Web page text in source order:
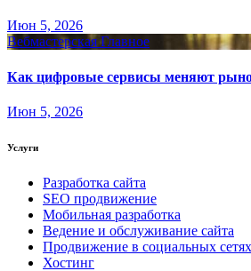
Июн 5, 2026
Вебмастерская Главное
Как цифровые сервисы меняют
Июн 5, 2026
Услуги
Разработка сайта
SEO продвижение
Мобильная разработка
Ведение и обслуживание сайта
Продвижение в социальных сетях
Хостинг